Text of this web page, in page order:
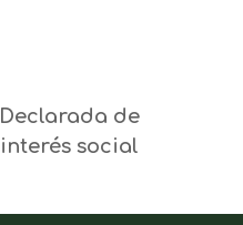
Declarada de
interés social